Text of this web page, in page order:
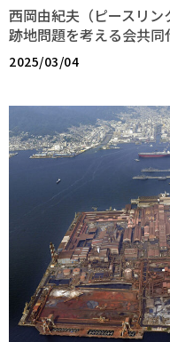
西岡由紀夫（ピースリ
跡地問題を考える会共同
2025/03/04